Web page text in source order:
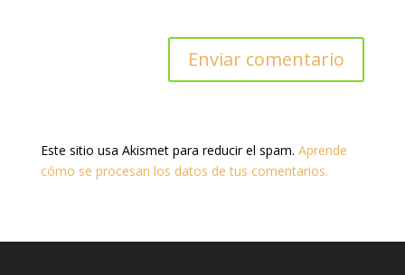
Este sitio usa Akismet para reducir el spam. Aprende
cómo se procesan los datos de tus comentarios.